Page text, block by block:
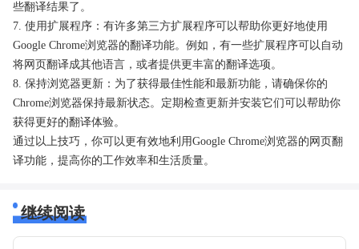
些翻译结果了。
7. 使用扩展程序：有许多第三方扩展程序可以帮助你更好地使用
Google Chrome浏览器的翻译功能。例如，有一些扩展程序可以自动
将网页翻译成其他语言，或者提供更丰富的翻译选项。
8. 保持浏览器更新：为了获得最佳性能和最新功能，请确保你的
Chrome浏览器保持最新状态。定期检查更新并安装它们可以帮助你
获得更好的翻译体验。
通过以上技巧，你可以更有效地利用Google Chrome浏览器的网页翻
译功能，提高你的工作效率和生活质量。
继续阅读